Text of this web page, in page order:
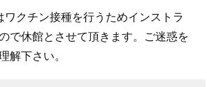
ワクチン接種を行うためインストラ
で休館とさせて頂きます。ご迷惑を
解下さい。